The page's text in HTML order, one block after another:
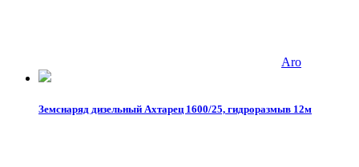
Aro
Земснаряд дизельный Ахтарец 1600/25, гидроразмыв 12м